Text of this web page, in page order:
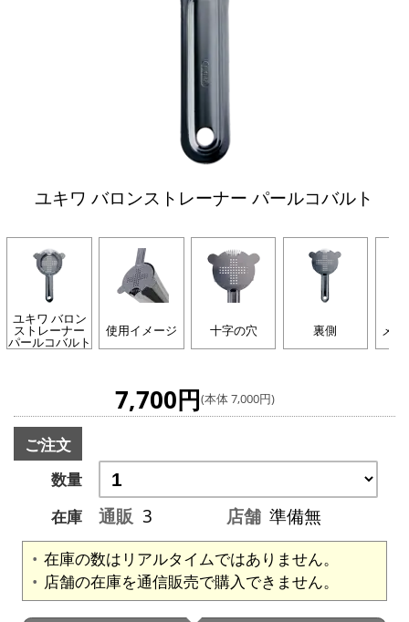
ユキワ バロンストレーナー パールコバルト
ユキワ バロン
ストレーナー
パールコバルト
使用イメージ 十字の穴 裏側 メ
7,700円(本体 7,000円)
ご注文
数量
在庫
通販 3 店舗 準備無
在庫の数はリアルタイムではありません。
店舗の在庫を通信販売で購入できません。